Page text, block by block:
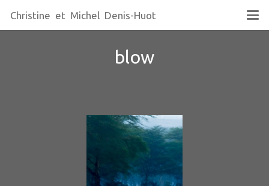
Christine et Michel Denis-Huot
blow